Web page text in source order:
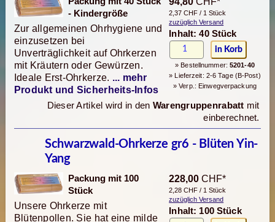
2,37 CHF / 1 Stück
zuzüglich Versand
Inhalt: 40 Stück
» Bestellnummer:5201-40
» Lieferzeit: 2-6 Tage (B-Post)
» Verp.: Einwegverpackung
- Kindergröße
Zur allgemeinen Ohrhygiene und
einzusetzen bei
Unverträglichkeit auf Ohrkerzen
mit Kräutern oder Gewürzen.
Ideale Erst-Ohrkerze. ... mehr
Produkt und Sicherheits-Infos
Dieser Artikel wird in den Warengruppenrabatt mit
einberechnet.
Schwarzwald-Ohrkerze gr6 - Blüten Yin-
Yang
228,00 CHF*
2,28 CHF / 1 Stück
zuzüglich Versand
Inhalt: 100 Stück
Packung mit 100
Stück
Unsere Ohrkerze mit
Blütenpollen. Sie hat eine milde